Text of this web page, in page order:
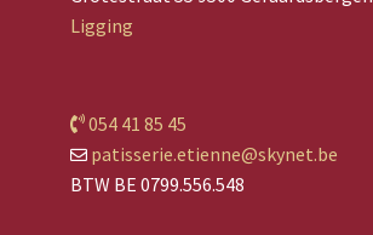
Ligging
054 41 85 45
patisserie.etienne@skynet.be
BTW BE 0799.556.548